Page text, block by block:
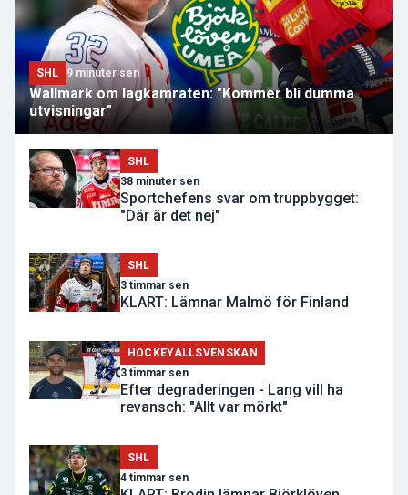
SHL 9 minuter sen
Wallmark om lagkamraten: "Kommer bli dumma
utvisningar"
SHL
38 minuter sen
Sportchefens svar om truppbygget:
"Där är det nej"
SHL
3 timmar sen
KLART: Lämnar Malmö för Finland
HOCKEYALLSVENSKAN
3 timmar sen
Efter degraderingen - Lang vill ha
revansch: "Allt var mörkt"
SHL
4 timmar sen